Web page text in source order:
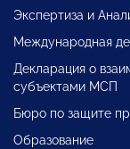
Экспертиза и
Международная
Декларация о
субъектами МСП
Бюро по защите
Образование